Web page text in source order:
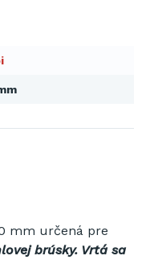
mm určená pre
brúsky. Vrtá sa